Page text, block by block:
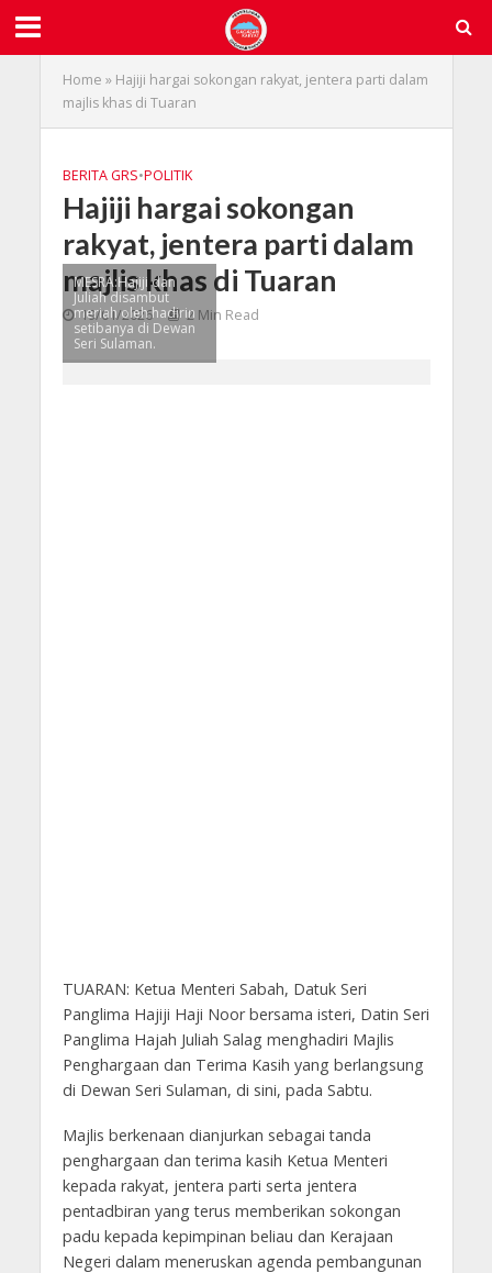
Home » Hajiji hargai sokongan rakyat, jentera parti dalam
majlis khas di Tuaran
BERITA GRS•POLITIK
Hajiji hargai sokongan
rakyat, jentera parti dalam
majlis khas di Tuaran
19/01/2026 2 Min Read
MESRA:Hajiji dan
Juliah disambut
meriah oleh hadirin
setibanya di Dewan
Seri Sulaman.
TUARAN: Ketua Menteri Sabah, Datuk Seri
Panglima Hajiji Haji Noor bersama isteri, Datin Seri
Panglima Hajah Juliah Salag menghadiri Majlis
Penghargaan dan Terima Kasih yang berlangsung
di Dewan Seri Sulaman, di sini, pada Sabtu.
Majlis berkenaan dianjurkan sebagai tanda
penghargaan dan terima kasih Ketua Menteri
kepada rakyat, jentera parti serta jentera
pentadbiran yang terus memberikan sokongan
padu kepada kepimpinan beliau dan Kerajaan
Negeri dalam meneruskan agenda pembangunan